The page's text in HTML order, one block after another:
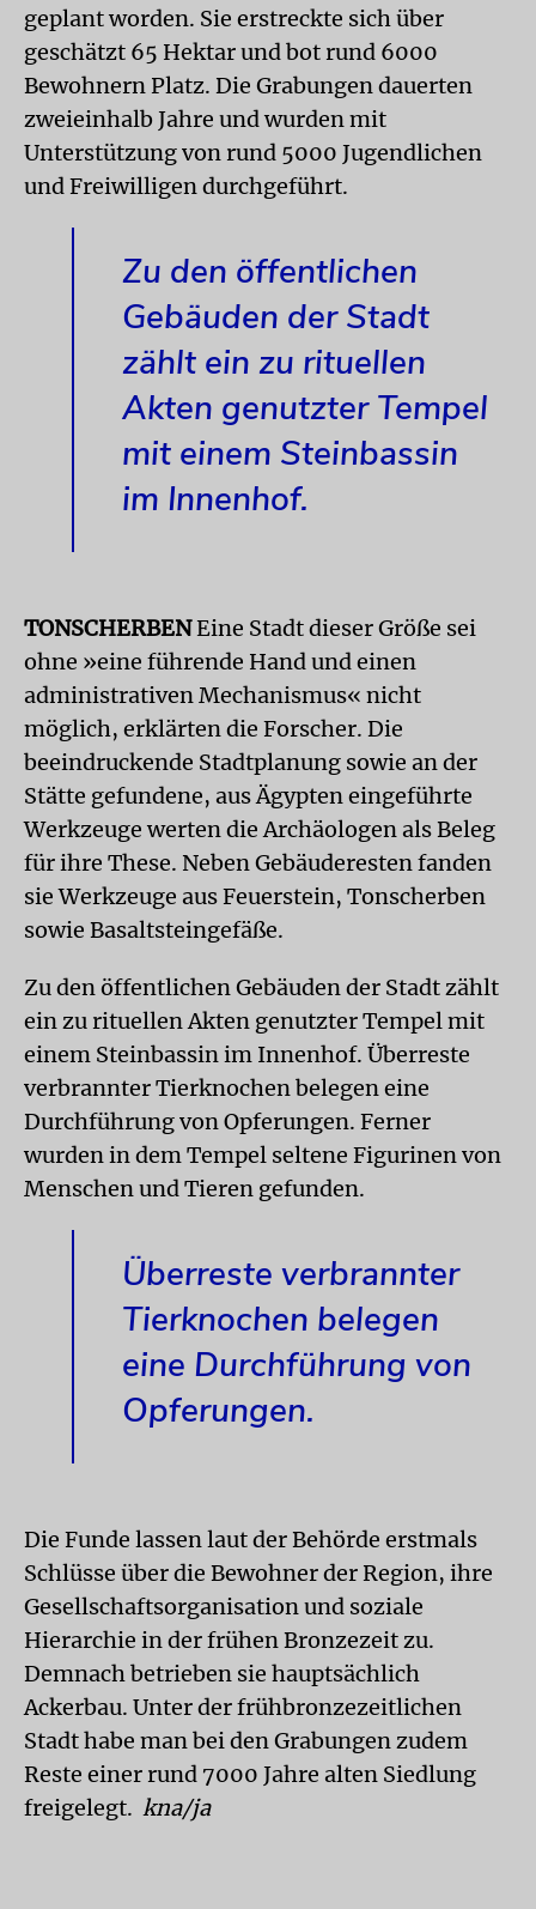
geplant worden. Sie erstreckte sich über
geschätzt 65 Hektar und bot rund 6000
Bewohnern Platz. Die Grabungen dauerten
zweieinhalb Jahre und wurden mit
Unterstützung von rund 5000 Jugendlichen
und Freiwilligen durchgeführt.
Zu den öffentlichen
Gebäuden der Stadt
zählt ein zu rituellen
Akten genutzter Tempel
mit einem Steinbassin
im Innenhof.
TONSCHERBENEine Stadt dieser Größe sei
ohne »eine führende Hand und einen
administrativen Mechanismus« nicht
möglich, erklärten die Forscher. Die
beeindruckende Stadtplanung sowie an der
Stätte gefundene, aus Ägypten eingeführte
Werkzeuge werten die Archäologen als Beleg
für ihre These. Neben Gebäuderesten fanden
sie Werkzeuge aus Feuerstein, Tonscherben
sowie Basaltsteingefäße.
Zu den öffentlichen Gebäuden der Stadt zählt
ein zu rituellen Akten genutzter Tempel mit
einem Steinbassin im Innenhof. Überreste
verbrannter Tierknochen belegen eine
Durchführung von Opferungen. Ferner
wurden in dem Tempel seltene Figurinen von
Menschen und Tieren gefunden.
Überreste verbrannter
Tierknochen belegen
eine Durchführung von
Opferungen.
Die Funde lassen laut der Behörde erstmals
Schlüsse über die Bewohner der Region, ihre
Gesellschaftsorganisation und soziale
Hierarchie in der frühen Bronzezeit zu.
Demnach betrieben sie hauptsächlich
Ackerbau. Unter der frühbronzezeitlichen
Stadt habe man bei den Grabungen zudem
Reste einer rund 7000 Jahre alten Siedlung
freigelegt. kna/ja